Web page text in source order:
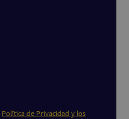
Política de Privacidad y los